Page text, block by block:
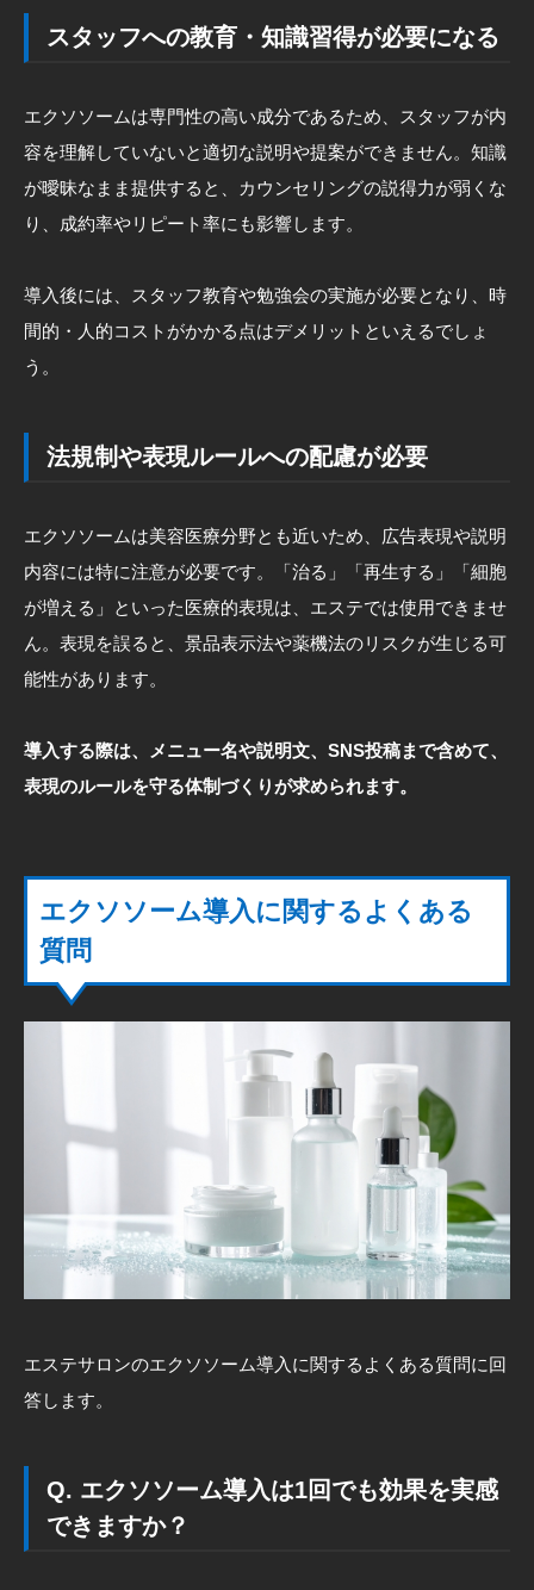
スタッフへの教育・知識習得が必要になる
エクソソームは専門性の高い成分であるため、スタッフが内
容を理解していないと適切な説明や提案ができません。知識
が曖昧なまま提供すると、カウンセリングの説得力が弱くな
り、成約率やリピート率にも影響します。
導入後には、スタッフ教育や勉強会の実施が必要となり、時
間的・人的コストがかかる点はデメリットといえるでしょ
う。
法規制や表現ルールへの配慮が必要
エクソソームは美容医療分野とも近いため、広告表現や説明
内容には特に注意が必要です。「治る」「再生する」「細胞
が増える」といった医療的表現は、エステでは使用できませ
ん。表現を誤ると、景品表示法や薬機法のリスクが生じる可
能性があります。
導入する際は、メニュー名や説明文、SNS投稿まで含めて、
表現のルールを守る体制づくりが求められます。
エクソソーム導入に関するよくある
質問
エステサロンのエクソソーム導入に関するよくある質問に回
答します。
Q. エクソソーム導入は1回でも効果を実感
できますか？